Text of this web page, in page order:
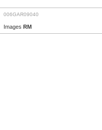
006GAR09040
Images RM